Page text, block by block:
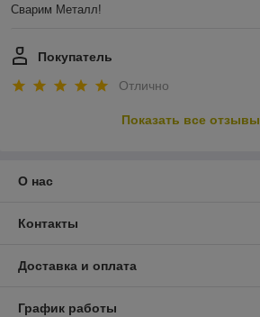
Сварим Металл!
Покупатель
Отлично
Показать все отзывы
О нас
Контакты
Доставка и оплата
График работы